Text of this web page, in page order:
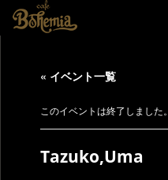
EVENT« イベント一覧
このイベントは終了しました。
Tazuko,Uma